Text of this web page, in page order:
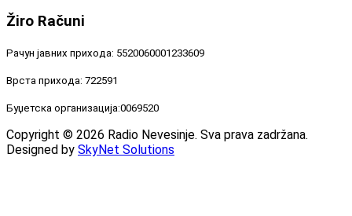
Žiro Računi
Рачун јавних прихода: 5520060001233609
Врста прихода: 722591
Буџетска организација:0069520
Copyright © 2026 Radio Nevesinje. Sva prava zadržana.
Designed by SkyNet Solutions